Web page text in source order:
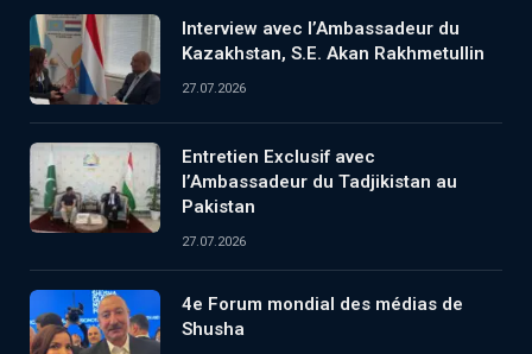
Interview avec l’Ambassadeur du
Kazakhstan, S.E. Akan Rakhmetullin
27.07.2026
Entretien Exclusif avec
l’Ambassadeur du Tadjikistan au
Pakistan
27.07.2026
4e Forum mondial des médias de
Shusha